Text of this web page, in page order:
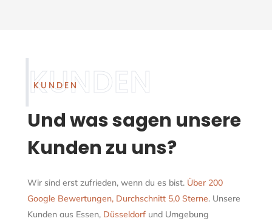
KUNDEN
Und was sagen unsere
Kunden zu uns?
Wir sind erst zufrieden, wenn du es bist. Über 200
Google Bewertungen, Durchschnitt 5,0 Sterne. Unsere
Kunden aus Essen, Düsseldorfund Umgebung